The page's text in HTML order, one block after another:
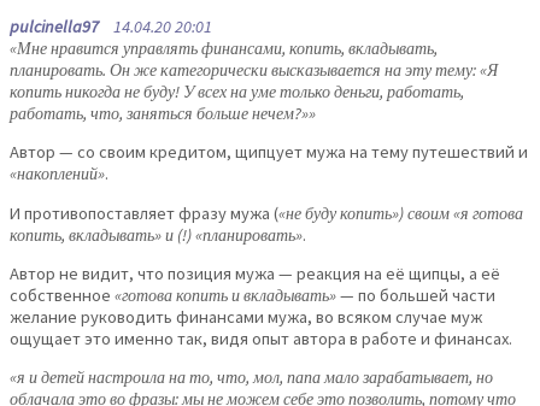
pulcinella9714.04.20 20:01
«Мне нравится управлять финансами, копить, вкладывать,
планировать. Он же категорически высказывается на эту тему: «Я
копить никогда не буду! У всех на уме только деньги, работать,
работать, что, заняться больше нечем?»»
Автор — со своим кредитом, щипцует мужа на тему путешествий и
«накоплений».
И противопоставляет фразу мужа («не буду копить») своим «я готова
копить, вкладывать» и (!) «планировать».
Автор не видит, что позиция мужа — реакция на её щипцы, а её
собственное «готова копить и вкладывать»— по большей части
желание руководить финансами мужа, во всяком случае муж
ощущает это именно так, видя опыт автора в работе и финансах.
«я и детей настроила на то, что, мол, папа мало зарабатывает, но
облачала это во фразы: мы не можем себе это позволить, потому что